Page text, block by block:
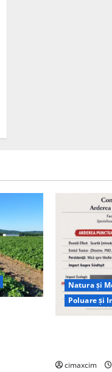
Natura și
Poluare și
cimaxcim